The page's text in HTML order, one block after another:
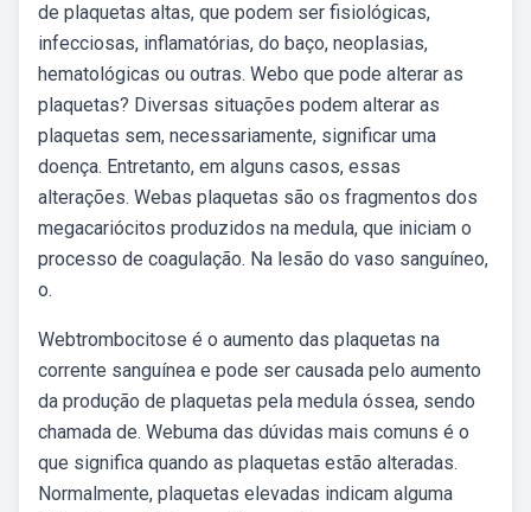
de plaquetas altas, que podem ser fisiológicas,
infecciosas, inflamatórias, do baço, neoplasias,
hematológicas ou outras. Webo que pode alterar as
plaquetas? Diversas situações podem alterar as
plaquetas sem, necessariamente, significar uma
doença. Entretanto, em alguns casos, essas
alterações. Webas plaquetas são os fragmentos dos
megacariócitos produzidos na medula, que iniciam o
processo de coagulação. Na lesão do vaso sanguíneo,
o.
Webtrombocitose é o aumento das plaquetas na
corrente sanguínea e pode ser causada pelo aumento
da produção de plaquetas pela medula óssea, sendo
chamada de. Webuma das dúvidas mais comuns é o
que significa quando as plaquetas estão alteradas.
Normalmente, plaquetas elevadas indicam alguma